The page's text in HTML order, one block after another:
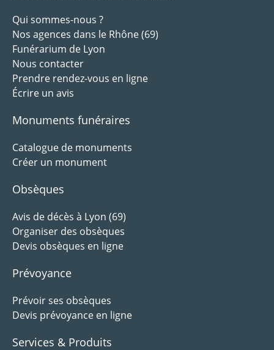
Qui sommes-nous ?
Nos agences dans le Rhône (69)
Funérarium de Lyon
Nous contacter
Prendre rendez-vous en ligne
Écrire un avis
Monuments funéraires
Catalogue de monuments
Créer un monument
Obsèques
Avis de décès à Lyon (69)
Organiser des obsèques
Devis obsèques en ligne
Prévoyance
Prévoir ses obsèques
Devis prévoyance en ligne
Services & Produits